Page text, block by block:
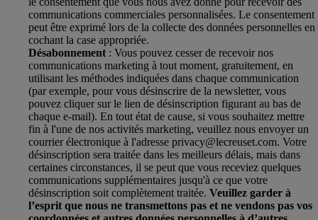
communications commerciales personnalisées. Le consentement
peut être exprimé lors de la collecte des données personnelles en
cochant la case appropriée.
Désabonnement : Vous pouvez cesser de recevoir nos
communications marketing à tout moment, gratuitement, en
utilisant les méthodes indiquées dans chaque communication
(par exemple, pour vous désinscrire de la newsletter, vous
pouvez cliquer sur le lien de désinscription figurant au bas de
chaque e-mail). En tout état de cause, si vous souhaitez mettre
fin à l'une de nos activités marketing, veuillez nous envoyer un
courrier électronique à l'adresse privacy@lecreuset.com. Votre
désinscription sera traitée dans les meilleurs délais, mais dans
certaines circonstances, il se peut que vous receviez quelques
communications supplémentaires jusqu'à ce que votre
désinscription soit complètement traitée. Veuillez garder à
l’esprit que nous ne transmettons pas et ne vendons pas vos